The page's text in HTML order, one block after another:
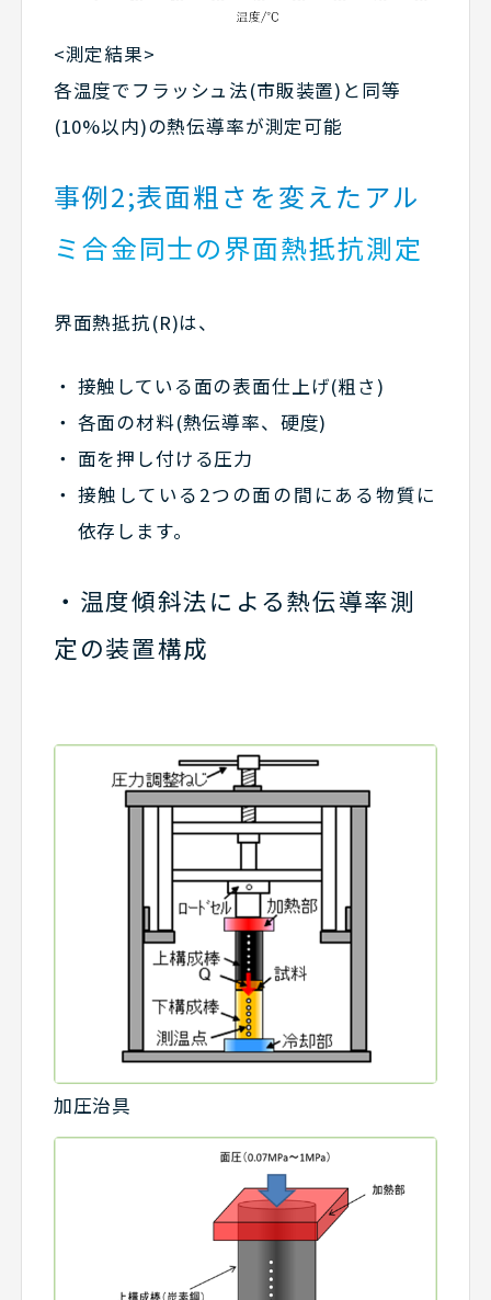
<測定結果>
各温度でフラッシュ法(市販装置)と同等
(10%以内)の熱伝導率が測定可能
事例2;表面粗さを変えたアル
ミ合金同士の界面熱抵抗測定
界面熱抵抗(R)は、
接触している面の表面仕上げ(粗さ)
各面の材料(熱伝導率、硬度)
面を押し付ける圧力
接触している2つの面の間にある物質に
依存します。
温度傾斜法による熱伝導率測
定の装置構成
加圧治具